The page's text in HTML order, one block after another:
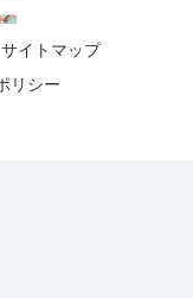
サイトマップ
リシー